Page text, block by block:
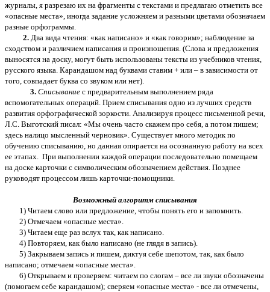
журналы, я разрезаю их на фрагменты с текстами и предлагаю отметить все
«опасные места», иногда задание усложняем и разными цветами обозначаем
разные орфограммы.
2. Два вида чтения: «как написано» и «как говорим»; наблюдение за
сходством и различием написания и произношения. (Слова и предложения
выносятся на доску, могут быть использованы тексты из учебников чтения,
русского языка. Карандашом над буквами ставим + или – в зависимости от
того, совпадает буква со звуком или нет).
3. Списывание с предварительным выполнением ряда
вспомогательных операций. Прием списывания одно из лучших средств
развития орфографической зоркости. Анализируя процесс письменной речи,
Л.С. Выготский писал: «Мы очень часто скажем про себя, а потом пишем;
здесь налицо мысленный черновик». Существует много методик по
обучению списыванию, но данная опирается на осознанную работу на всех
ее этапах. При выполнении каждой операции последовательно помещаем
на доске карточки с символическим обозначением действия. Позднее
руководят процессом лишь карточки-помощники.
Возможный алгоритм списывания
1) Читаем слово или предложение, чтобы понять его и запомнить.
2) Отмечаем «опасные места».
3) Читаем еще раз вслух так, как написано.
4) Повторяем, как было написано (не глядя в запись).
5) Закрываем запись и пишем, диктуя себе шепотом, так, как было
написано; отмечаем «опасные места».
6) Открываем и проверяем: читаем по слогам – все ли звуки обозначены
(помогаем себе карандашом); сверяем «опасные места» - все ли отмечены,